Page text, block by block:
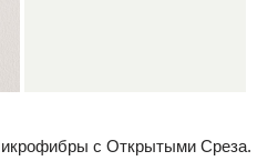
с Открытыми Среза.